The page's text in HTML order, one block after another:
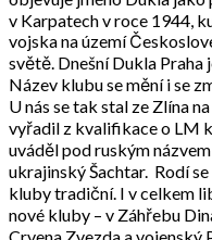
v Karpatech v roce 1944,
vojska na území
světě. Dnešní Dukla Praha
Název klubu se mění i se
U nás se tak stal ze Zlína
vyřadil z kvalifikace o LM
uváděl pod ruským
ukrajinský Šachtar. Rodí
kluby tradiční. I v celkem
nové kluby – v Záhřebu
Crvena Zvezda a vojenský